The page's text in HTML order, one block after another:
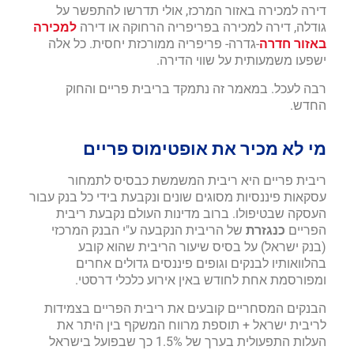
דירה למכירה באזור המרכז, אולי תדרשו להתפשר על
גודלה, דירה למכירה בפריפריה הרחוקה או דירה למכירה
באזור חדרה-גדרה- פריפריה ממורכזת יחסית. כל אלה
ישפעו משמעותית על שווי הדירה.
רבה לעכל. במאמר זה נתמקד בריבית פריים והחוק
החדש.
מי לא מכיר את אופטימוס פריים
ריבית פריים היא ריבית המשמשת כבסיס לתמחור
עסקאות פיננסיות מסוגים שונים ונקבעת בידי כל בנק עבור
העסקה שבטיפולו. ברוב מדינות העולם נקבעת ריבית
הפריים כנגזרת של הריבית הנקבעה ע"י הבנק המרכזי
(בנק ישראל) על בסיס שיעור הריבית שהוא קובע
בהלוואותיו לבנקים וגופים פיננסים גדולים אחרים
ומפורסמת אחת לחודש באין אירוע כלכלי דרסטי.
הבנקים המסחריים קובעים את ריבית הפריים בצמידות
לריבית ישראל + תוספת מרווח המשקף בין היתר את
העלות התפעולית בערך של 1.5% כך שבפועל בישראל